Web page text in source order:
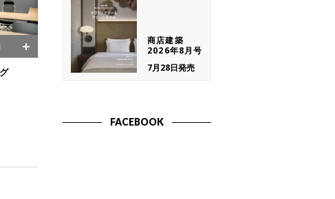
商店建築
2026年8月号
7月28日発売
FACEBOOK